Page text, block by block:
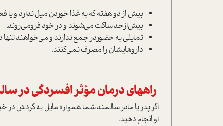
بیش از دو هفته که به غذا خوردن میل ندارد و یا
بیش‌ازحد ساکت می‌شوند و در خود فرومی‌روند.
تمایلی به حضوردر جمع ندارند و می‌خواهند تنها
داروهایشان را مصرف نمی‌کنند.
راههای درمان مؤثر افسردگی در
اگر پدر یا مادر سالمند شما همواره مایل به گردش در
او انجام دهید.